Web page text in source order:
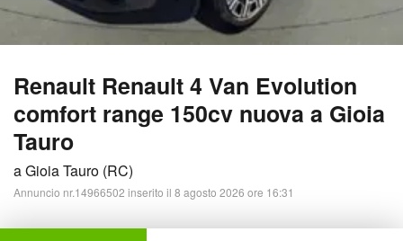
Renault Renault 4 Van Evolution
comfort range 150cv nuova a Gioia
Tauro
a Gioia Tauro (RC)
Annuncio nr.14966502 inserito il 8 agosto 2026 ore 16:31